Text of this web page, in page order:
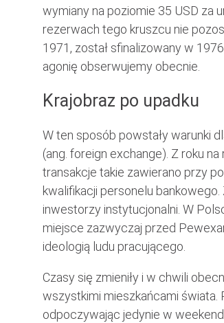
wymiany na poziomie 35 USD za
rezerwach tego kruszcu nie
1971, został sfinalizowany w
agonię obserwujemy obecnie.
Krajobraz po upadku
W ten sposób powstały warunki
(ang. foreign exchange). Z roku
transakcje takie zawierano przy
kwalifikacji personelu
inwestorzy instytucjonalni. W
miejsce zazwyczaj przed
ideologią ludu pracującego.
Czasy się zmieniły i w chwili
wszystkimi mieszkańcami świata.
odpoczywając jedynie w weekend.